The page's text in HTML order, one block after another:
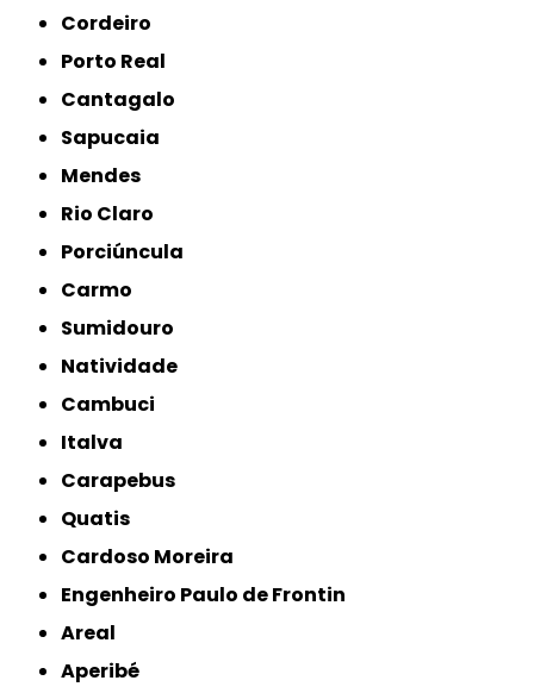
Cordeiro
Porto Real
Cantagalo
Sapucaia
Mendes
Rio Claro
Porciúncula
Carmo
Sumidouro
Natividade
Cambuci
Italva
Carapebus
Quatis
Cardoso Moreira
Engenheiro Paulo de Frontin
Areal
Aperibé